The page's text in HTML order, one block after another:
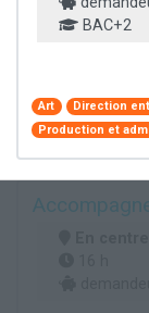
BAC+2
Art
Direction
Production et